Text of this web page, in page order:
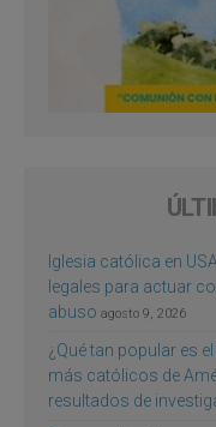
Iglesia católica en
legales para actuar
abuso agosto 9, 2026
¿Qué tan popular es
más católicos de
resultados de